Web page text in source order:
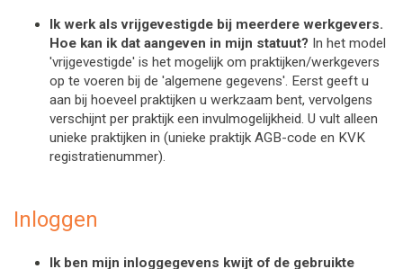
Ik werk als vrijgevestigde bij meerdere werkgevers.
Hoe kan ik dat aangeven in mijn statuut? In het model
'vrijgevestigde' is het mogelijk om praktijken/werkgevers
op te voeren bij de 'algemene gegevens'. Eerst geeft u
aan bij hoeveel praktijken u werkzaam bent, vervolgens
verschijnt per praktijk een invulmogelijkheid. U vult alleen
unieke praktijken in (unieke praktijk AGB-code en KVK
registratienummer).
Inloggen
Ik ben mijn inloggegevens kwijt of de gebruikte